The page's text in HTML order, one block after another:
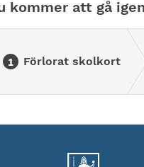
kommer att gå
Förlorat skolkort